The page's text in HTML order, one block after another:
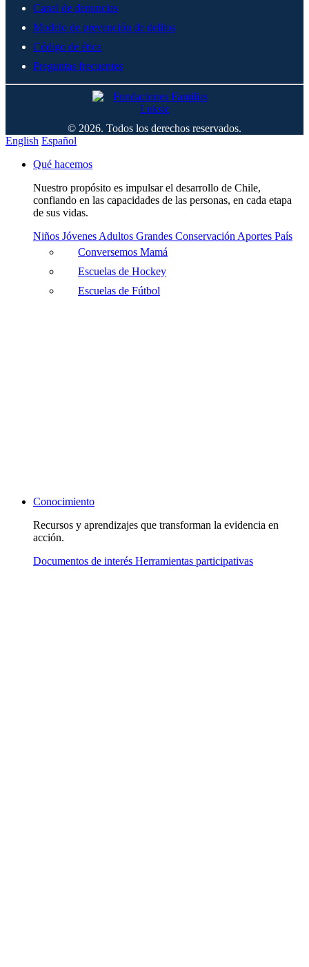
Canal de denuncias
Modelo de prevención de delitos
Código de ética
Preguntas frecuentes
© 2026. Todos los derechos reservados.
English Español
Qué hacemos
Nuestro propósito es impulsar el desarrollo de Chile,
confiando en las capacidades de las personas, en cada etapa
de sus vidas.
Niños Jóvenes Adultos Grandes Conservación Aportes País
Conversemos Mamá
Escuelas de Hockey
Escuelas de Fútbol
Conocimiento
Recursos y aprendizajes que transforman la evidencia en
acción.
Documentos de interés Herramientas participativas